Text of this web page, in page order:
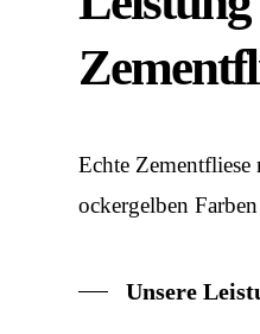
Echte
ockergelben
Unsere